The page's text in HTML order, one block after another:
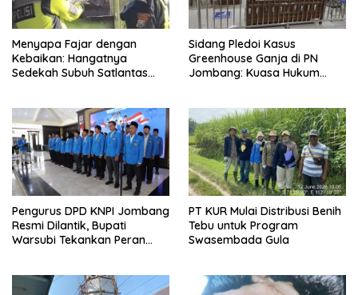
Menyapa Fajar dengan
Kebaikan: Hangatnya
Sedekah Subuh Satlantas
Sidang Pledoi Kasus
Greenhouse Ganja di PN
Jombang: Kuasa Hukum
Pengurus DPD KNPI Jombang
Resmi Dilantik, Bupati
Warsubi Tekankan Peran
PT KUR Mulai Distribusi Benih
Tebu untuk Program
Swasembada Gula